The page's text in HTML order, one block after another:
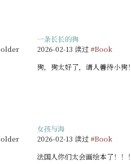
一条长长的狗
2026-02-13 读过 #Book
狗，狗太好了，请人善待小狗！
女孩与海
2026-02-13 读过 #Book
法国人你们太会画绘本了！！！